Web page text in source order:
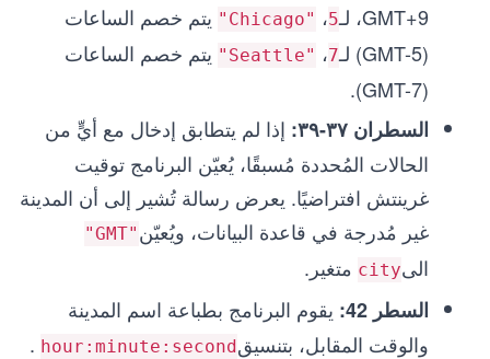
GMT+9، لـ
"Chicago" ،5
يتم خصم الساعات
(GMT-5) لـ
"Seattle" ،7
يتم خصم الساعات
(GMT-7).
السطران ٣٧-٣٩:
إذا لم يتطابق إدخال مع أيٍّ من
الحالات المُحددة مُسبقًا، يُعيّن البرنامج توقيت
غرينتش افتراضيًا. يعرض رسالة تُشير إلى أن المدينة
غير مُدرجة في قاعدة البيانات، ويُعيّن "GMT"
الىcity متغير.
السطر 42:
يقوم البرنامج بطباعة اسم المدينة
والوقت المقابل، بتنسيقhour:minute:second
.